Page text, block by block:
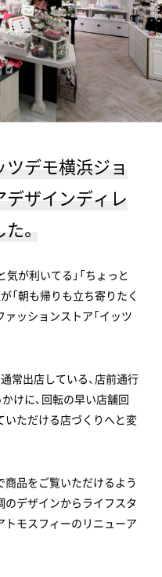
デモ横浜ジョ
ザインディレ
。
気が利いてる」「ちょっと
「朝も帰りも立ち寄りたく
ッションストア「イッツ
常出店している、店前通行
けに、回転の早い店舗回
いただける店づくりへと変
商品をご覧いただけるよう
のデザインからライフスタ
トモスフィーのリニューア